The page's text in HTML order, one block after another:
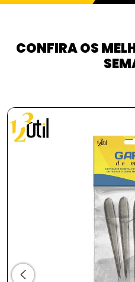
CONFIRA OS